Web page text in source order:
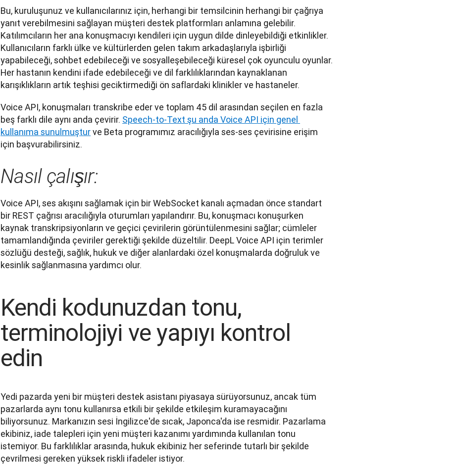
Bu, kuruluşunuz ve kullanıcılarınız için, herhangi bir temsilcinin herhangi bir çağrıya
yanıt verebilmesini sağlayan müşteri destek platformları anlamına gelebilir.
Katılımcıların her ana konuşmacıyı kendileri için uygun dilde dinleyebildiği etkinlikler.
Kullanıcıların farklı ülke ve kültürlerden gelen takım arkadaşlarıyla işbirliği
yapabileceği, sohbet edebileceği ve sosyalleşebileceği küresel çok oyunculu oyunlar.
Her hastanın kendini ifade edebileceği ve dil farklılıklarından kaynaklanan
karışıklıkların artık teşhisi geciktirmediği ön saflardaki klinikler ve hastaneler.
Voice API, konuşmaları transkribe eder ve toplam 45 dil arasından seçilen en fazla
beş farklı dile aynı anda çevirir. Speech-to-Text şu anda Voice API için genel
kullanıma sunulmuştur ve Beta programımız aracılığıyla ses-ses çevirisine erişim
için başvurabilirsiniz.
Nasıl çalışır:
Voice API, ses akışını sağlamak için bir WebSocket kanalı açmadan önce standart
bir REST çağrısı aracılığıyla oturumları yapılandırır. Bu, konuşmacı konuşurken
kaynak transkripsiyonların ve geçici çevirilerin görüntülenmesini sağlar; cümleler
tamamlandığında çeviriler gerektiği şekilde düzeltilir. DeepL Voice API için terimler
sözlüğü desteği, sağlık, hukuk ve diğer alanlardaki özel konuşmalarda doğruluk ve
kesinlik sağlanmasına yardımcı olur.
Kendi kodunuzdan tonu,
terminolojiyi ve yapıyı kontrol
edin
Yedi pazarda yeni bir müşteri destek asistanı piyasaya sürüyorsunuz, ancak tüm
pazarlarda aynı tonu kullanırsa etkili bir şekilde etkileşim kuramayacağını
biliyorsunuz. Markanızın sesi İngilizce'de sıcak, Japonca'da ise resmidir. Pazarlama
ekibiniz, iade talepleri için yeni müşteri kazanımı yardımında kullanılan tonu
istemiyor. Bu farklılıklar arasında, hukuk ekibiniz her seferinde tutarlı bir şekilde
çevrilmesi gereken yüksek riskli ifadeler istiyor.